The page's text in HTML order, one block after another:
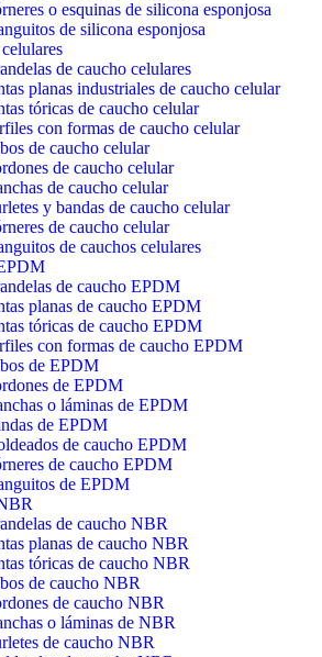
o esquinas de silicona esponjosa
de silicona esponjosa
de caucho celulares
planas industriales de caucho celular
tóricas de caucho celular
con formas de caucho celular
de caucho celular
de caucho celular
de caucho celular
y bandas de caucho celular
de caucho celular
de cauchos celulares
de caucho EPDM
planas de caucho EPDM
tóricas de caucho EPDM
con formas de caucho EPDM
de EPDM
de EPDM
o láminas de EPDM
de EPDM
de caucho EPDM
de caucho EPDM
de EPDM
de caucho NBR
planas de caucho NBR
tóricas de caucho NBR
de caucho NBR
de caucho NBR
o láminas de NBR
de caucho NBR